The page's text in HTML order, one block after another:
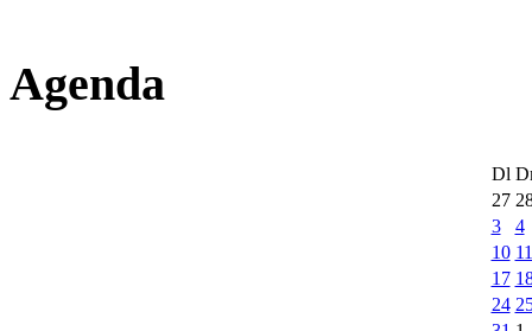
Agenda
Dl
27
3
4
10 11
17
24